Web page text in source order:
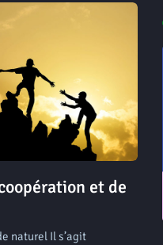
et de
naturel Il s’agit